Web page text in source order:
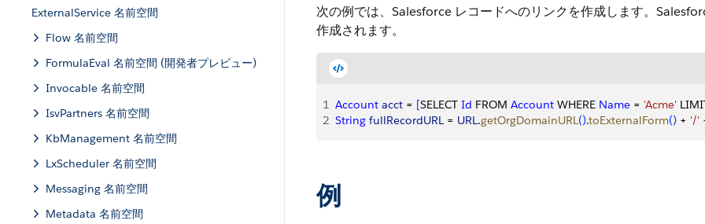
ExternalService 名前空間
Flow 名前空間
FormulaEval 名前空間 (開発者プレビュー)
Invocable 名前空間
IsvPartners 名前空間
KbManagement 名前空間
LxScheduler 名前空間
Messaging 名前空間
Metadata 名前空間
次の例では、Salesforce レコードへのリンクを作成します。
作成されます。
1 Account acct = [SELECT Id FROM Account WHERE Name = 'Acme'
2 String fullRecordURL = URL.getOrgDomainURL().toExternalForm() + '/'
例